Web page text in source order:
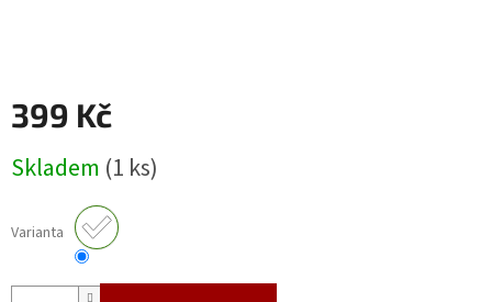
399 Kč
cena:
Skladem (1 ks)
Varianta